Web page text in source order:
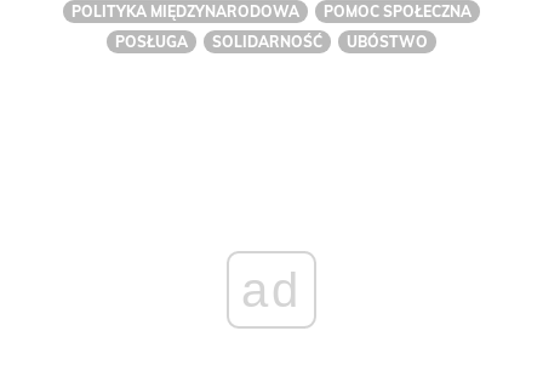
POLITYKA MIĘDZYNARODOWA
POMOC SPOŁECZNA
POSŁUGA
SOLIDARNOŚĆ UBÓSTWO
ad